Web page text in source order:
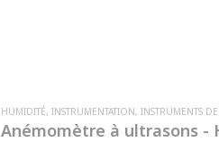
HUMIDITÉ, INSTRUMENTATION, INSTRUMENTS
Anémomètre à ultrasons -